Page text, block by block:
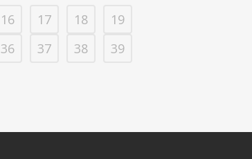
16 17 18
19
36 37 38
39